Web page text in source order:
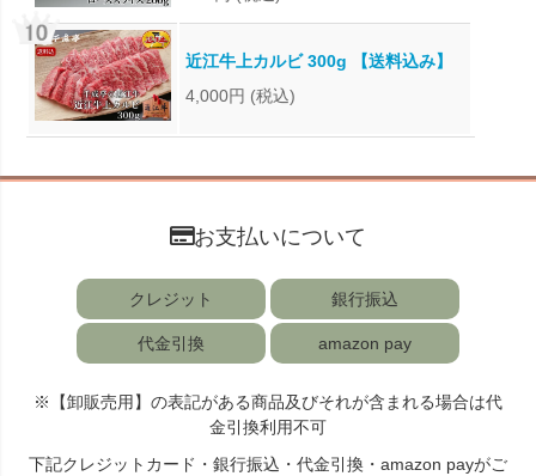
近江牛上カルビ 300g 【送料込み】
4,000円 (税込)
お支払いについて
クレジット 銀行振込
代金引換 amazon pay
※【卸販売用】の表記がある商品及びそれが含まれる場合は代
金引換利用不可
下記クレジットカード・銀行振込・代金引換・amazon payがご